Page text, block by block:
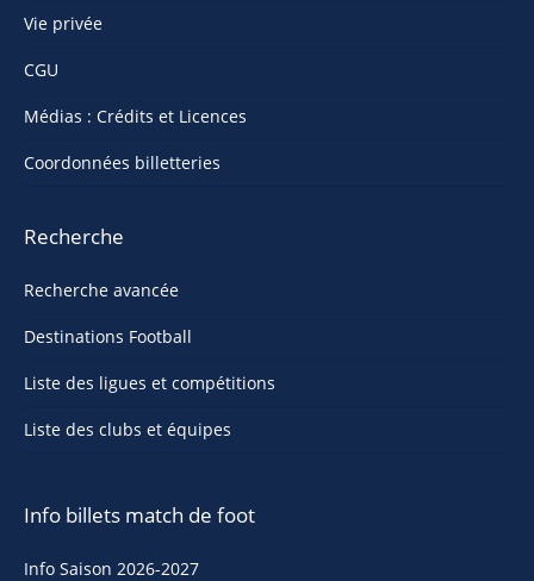
Vie privée
CGU
Médias : Crédits et Licences
Coordonnées billetteries
Recherche
Recherche avancée
Destinations Football
Liste des ligues et compétitions
Liste des clubs et équipes
Info billets match de foot
Info Saison 2026-2027